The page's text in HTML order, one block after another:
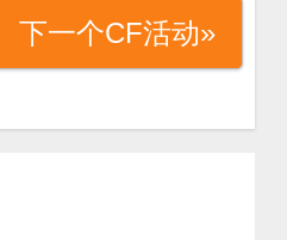
下一个CF活动»